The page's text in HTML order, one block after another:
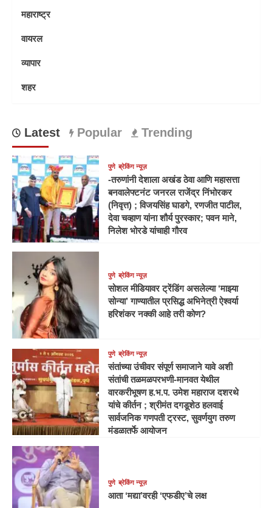
महाराष्ट्र
वायरल
व्यापार
शहर
Latest Popular Trending
पुणे ब्रेकिंग न्यूज़
-तरुणांनी देशाला अखंड ठेवा आणि महासत्ता
बनवालेफ्टनंट जनरल राजेंद्र निंभोरकर
(निवृत्त) ; विजयसिंह घाडगे, रणजीत पाटील,
देवा चव्हाण यांना शौर्य पुरस्कार; पवन माने,
निलेश भोरडे यांचाही गौरव
पुणे ब्रेकिंग न्यूज़
सोशल मीडियावर ट्रेंडिंग असलेल्या ‘माझ्या
सोन्या’ गाण्यातील प्रसिद्ध अभिनेत्री ऐश्वर्या
हरिशंकर नक्की आहे तरी कोण?
पुणे ब्रेकिंग न्यूज़
संतांच्या उंचीवर संपूर्ण समाजाने यावे अशी
संतांची तळमळपरभणी-मानवत येथील
वारकरीभूषण ह.भ.प. उमेश महाराज दशरथे
यांचे कीर्तन ; श्रीमंत दगडूशेठ हलवाई
सार्वजनिक गणपती ट्रस्ट, सुवर्णयुग तरुण
मंडळातर्फे आयोजन
पुणे ब्रेकिंग न्यूज़
आता ‘मद्या’वरही ‘एफडीए’चे लक्ष